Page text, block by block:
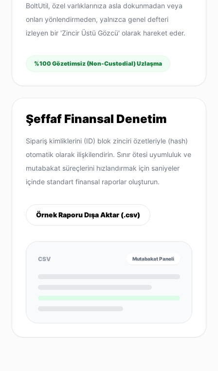
BoltUtil, özel varlıklarınıza asla dokunmadan veya
onları yönlendirmeden, yalnızca genel defteri
izleyen bir 'Zincir Üstü Gözcü' olarak hareket eder.
%100 Gözetimsiz (Non-Custodial) Uzlaşma
Şeffaf Finansal Denetim
Sipariş kimliklerini (ID) blok zinciri özetleriyle (hash)
otomatik olarak ilişkilendirin. Sınır ötesi uyumluluk ve
mutabakat süreçlerini hızlandırmak için saniyeler
içinde standart finansal raporlar oluşturun.
Örnek Raporu Dışa Aktar (.csv)
CSV Mutabakat Paneli